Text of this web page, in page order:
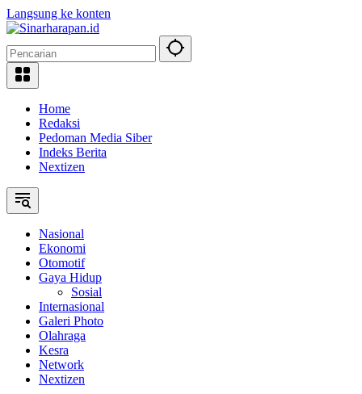
Langsung ke konten
Home
Redaksi
Pedoman Media Siber
Indeks Berita
Nextizen
Nasional
Ekonomi
Otomotif
Gaya Hidup
Sosial
Internasional
Galeri Photo
Olahraga
Kesra
Network
Nextizen